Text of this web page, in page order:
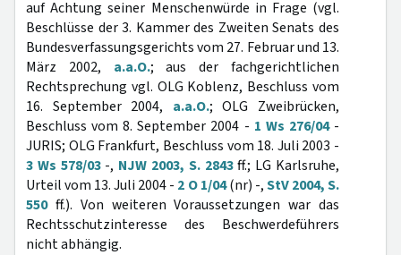
auf Achtung seiner Menschenwürde in Frage (vgl.
Beschlüsse der 3. Kammer des Zweiten Senats des
Bundesverfassungsgerichts vom 27. Februar und 13.
März 2002, a.a.O.; aus der fachgerichtlichen
Rechtsprechung vgl. OLG Koblenz, Beschluss vom
16. September 2004, a.a.O.; OLG Zweibrücken,
Beschluss vom 8. September 2004 - 1 Ws 276/04-
JURIS; OLG Frankfurt, Beschluss vom 18. Juli 2003 -
3 Ws 578/03-, NJW 2003, S. 2843ff.; LG Karlsruhe,
Urteil vom 13. Juli 2004 - 2 O 1/04(nr) -,StV 2004, S.
550ff.). Von weiteren Voraussetzungen war das
Rechtsschutzinteresse des Beschwerdeführers
nicht abhängig.